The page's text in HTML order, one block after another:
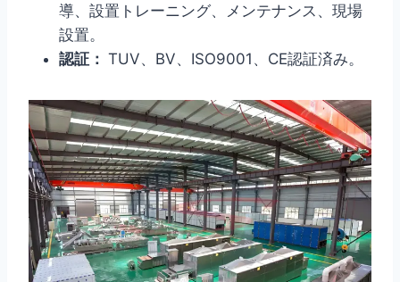
導、設置トレーニング、メンテナンス、現場
設置。
認証： TUV、BV、ISO9001、CE認証済み。